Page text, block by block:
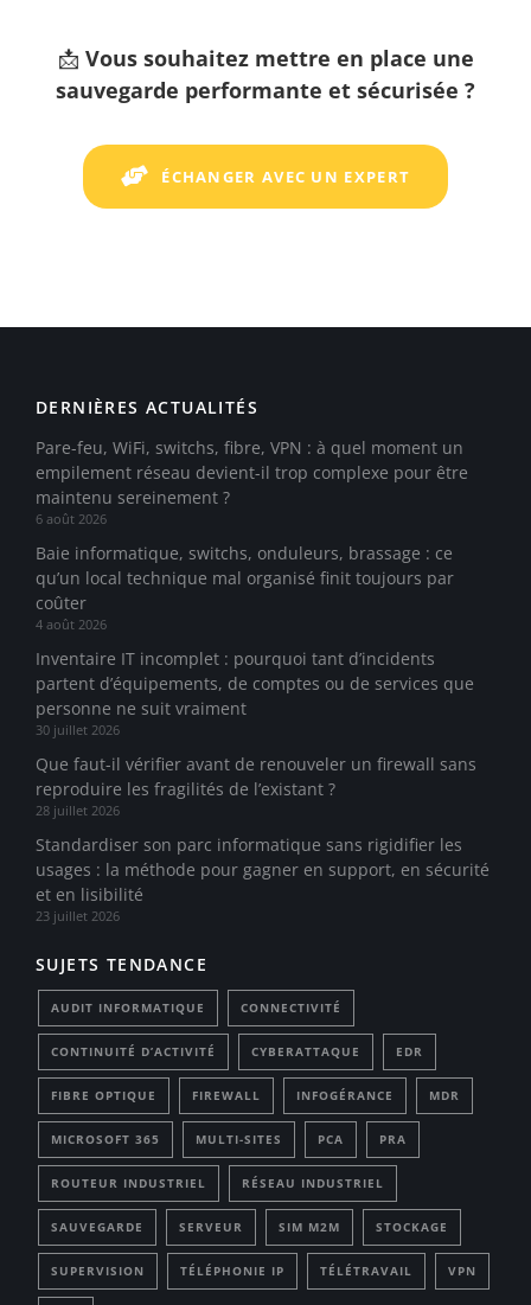
📩 Vous souhaitez mettre en place une
sauvegarde performante et sécurisée ?
ÉCHANGER AVEC UN EXPERT
DERNIÈRES ACTUALITÉS
Pare-feu, WiFi, switchs, fibre, VPN : à quel moment un
empilement réseau devient-il trop complexe pour être
maintenu sereinement ?
6 août 2026
Baie informatique, switchs, onduleurs, brassage : ce
qu’un local technique mal organisé finit toujours par
coûter
4 août 2026
Inventaire IT incomplet : pourquoi tant d’incidents
partent d’équipements, de comptes ou de services que
personne ne suit vraiment
30 juillet 2026
Que faut-il vérifier avant de renouveler un firewall sans
reproduire les fragilités de l’existant ?
28 juillet 2026
Standardiser son parc informatique sans rigidifier les
usages : la méthode pour gagner en support, en sécurité
et en lisibilité
23 juillet 2026
SUJETS TENDANCE
AUDIT INFORMATIQUE CONNECTIVITÉ
CONTINUITÉ D’ACTIVITÉ CYBERATTAQUE EDR
FIBRE OPTIQUE FIREWALL INFOGÉRANCE MDR
MICROSOFT 365 MULTI-SITES PCA PRA
ROUTEUR INDUSTRIEL RÉSEAU INDUSTRIEL
SAUVEGARDE SERVEUR SIM M2M STOCKAGE
SUPERVISION TÉLÉPHONIE IP TÉLÉTRAVAIL VPN